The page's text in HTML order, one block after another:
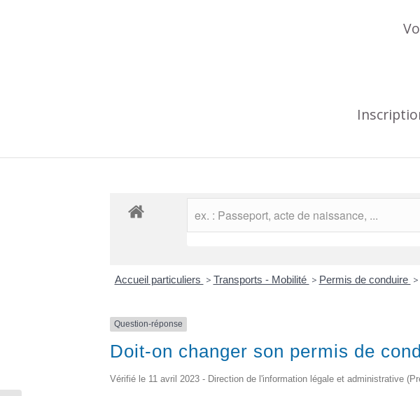
Accueil particuliers > Transports - Mobilité > Permis de conduire >
Question-réponse
Doit-on changer son permis de
Vérifié le 11 avril 2023 - Direction de l'information légale et administrative